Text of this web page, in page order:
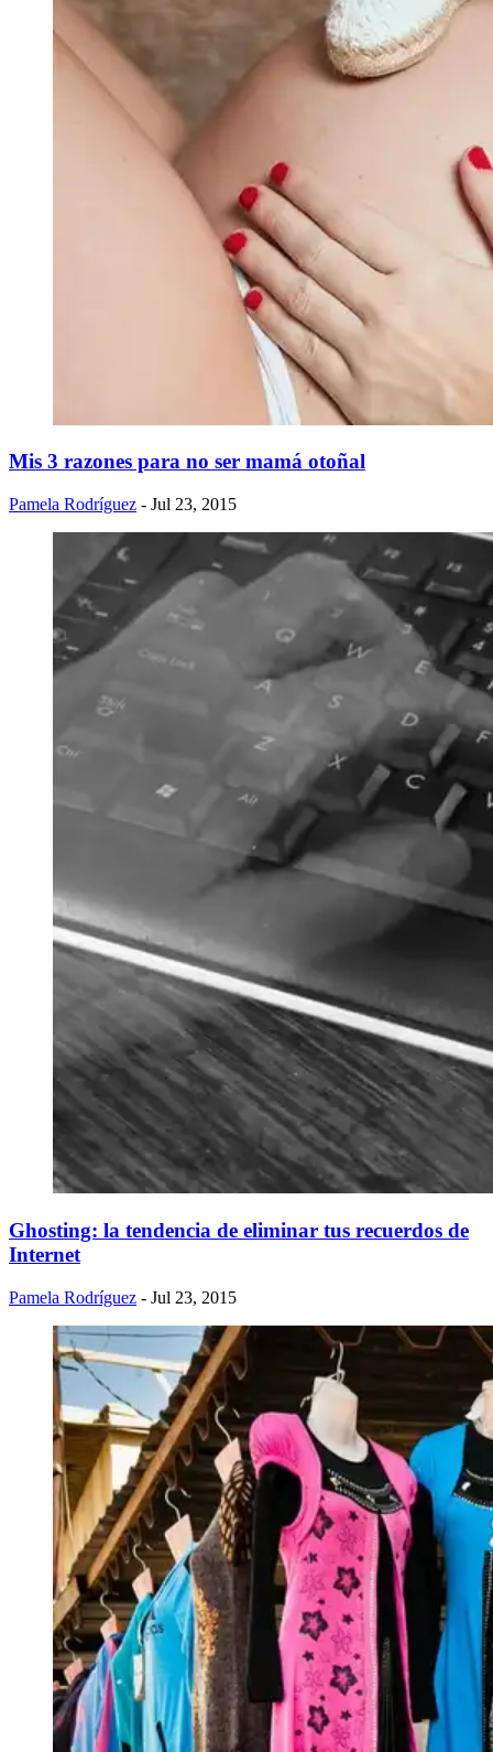
Mis 3 razones para no ser mamá otoñal
Pamela Rodríguez - Jul 23, 2015
Ghosting: la tendencia de eliminar tus recuerdos de
Internet
Pamela Rodríguez - Jul 23, 2015